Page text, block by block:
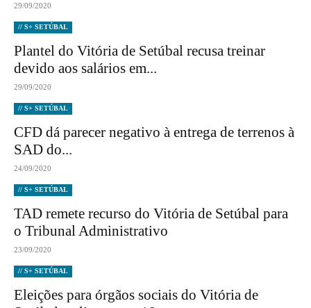
29/09/2020
// S+ SETÚBAL
Plantel do Vitória de Setúbal recusa treinar
devido aos salários em...
29/09/2020
// S+ SETÚBAL
CFD dá parecer negativo à entrega de terrenos à
SAD do...
24/09/2020
// S+ SETÚBAL
TAD remete recurso do Vitória de Setúbal para
o Tribunal Administrativo
23/09/2020
// S+ SETÚBAL
Eleições para órgãos sociais do Vitória de